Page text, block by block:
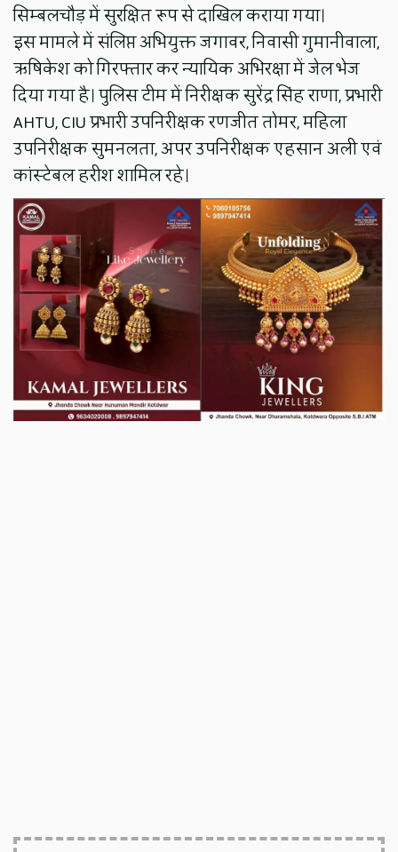
सिम्बलचौड़ में सुरक्षित रूप से दाखिल कराया गया।
इस मामले में संलिप्त अभियुक्त जगावर, निवासी गुमानीवाला,
ऋषिकेश को गिरफ्तार कर न्यायिक अभिरक्षा में जेल भेज
दिया गया है। पुलिस टीम में निरीक्षक सुरेंद्र सिंह राणा, प्रभारी
AHTU, CIU प्रभारी उपनिरीक्षक रणजीत तोमर, महिला
उपनिरीक्षक सुमनलता, अपर उपनिरीक्षक एहसान अली एवं
कांस्टेबल हरीश शामिल रहे।